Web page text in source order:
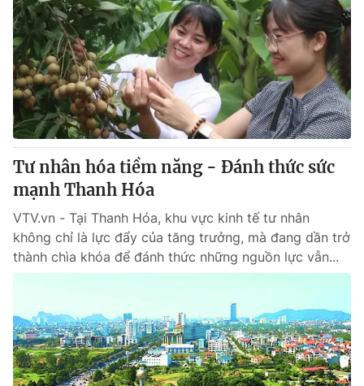
Tư nhân hóa tiềm năng - Đánh thức sức
mạnh Thanh Hóa
VTV.vn - Tại Thanh Hóa, khu vực kinh tế tư nhân
không chỉ là lực đẩy của tăng trưởng, mà đang dần trở
thành chìa khóa để đánh thức những nguồn lực vẫn...